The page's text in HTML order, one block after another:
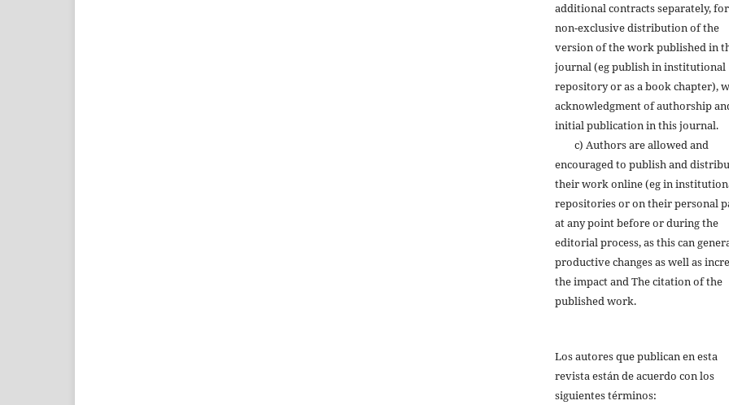
additional contracts separately, for
non-exclusive distribution of the
version of the work published in
journal (eg publish in institutional
repository or as a book chapter),
acknowledgment of authorship
initial publication in this journal.
c) Authors are allowed and
encouraged to publish and
their work online (eg in
repositories or on their personal
at any point before or during the
editorial process, as this can
productive changes as well as
the impact and The citation of the
published work.
Los autores que publican en esta
revista están de acuerdo con los
siguientes términos: